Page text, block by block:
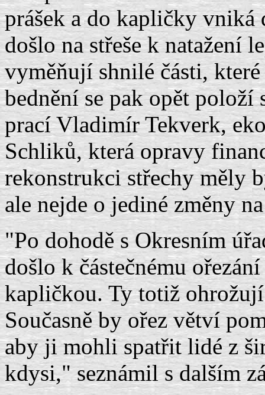
prášek a do kapličky
došlo na střeše k natažení
vyměňují shnilé části,
bednění se pak opět
prací Vladimír Tekverk,
Schliků, která opravy
rekonstrukci střechy měly
ale nejde o jediné změny
"Po dohodě s Okresním
došlo k částečnému
kapličkou. Ty totiž
Současně by ořez větví
aby ji mohli spatřit lidé z
kdysi," seznámil s dalším